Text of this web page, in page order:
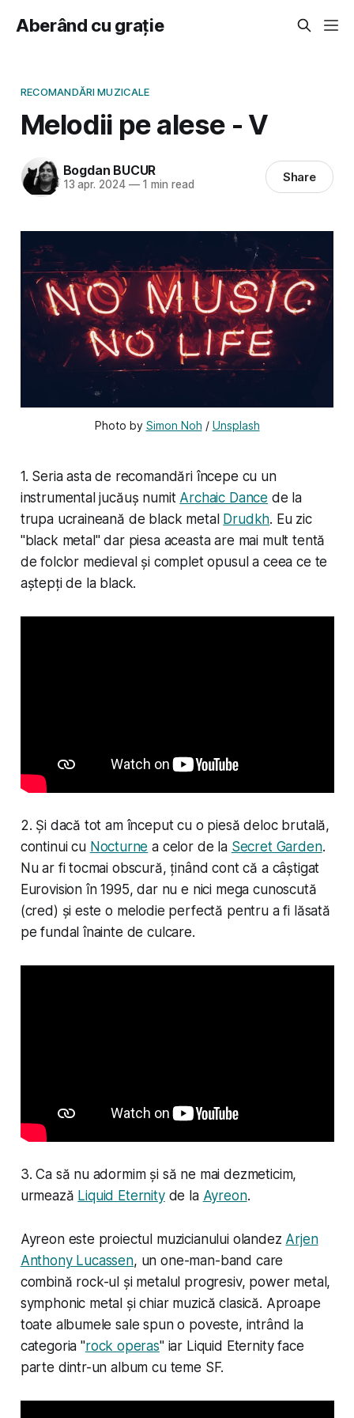
Aberând cu grație
RECOMANDĂRI MUZICALE
Melodii pe alese - V
Bogdan BUCUR
13 apr. 2024 —1 min read Share
Photo by Simon Noh / Unsplash
1. Seria asta de recomandări începe cu un
instrumental jucăuș numit Archaic Dance de la
trupa ucraineană de black metal Drudkh. Eu zic
"black metal" dar piesa aceasta are mai mult tentă
de folclor medieval și complet opusul a ceea ce te
aștepți de la black.
2. Și dacă tot am început cu o piesă deloc brutală,
continui cu Nocturne a celor de la Secret Garden.
Nu ar fi tocmai obscură, ținând cont că a câștigat
Eurovision în 1995, dar nu e nici mega cunoscută
(cred) și este o melodie perfectă pentru a fi lăsată
pe fundal înainte de culcare.
3. Ca să nu adormim și să ne mai dezmeticim,
urmează Liquid Eternityde la Ayreon.
Ayreon este proiectul muzicianului olandez Arjen
Anthony Lucassen, un one-man-band care
combină rock-ul și metalul progresiv, power metal,
symphonic metal și chiar muzică clasică. Aproape
toate albumele sale spun o poveste, intrând la
categoria "rock operas" iar Liquid Eternity face
parte dintr-un album cu teme SF.